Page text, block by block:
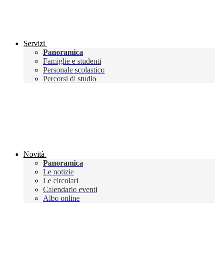
Servizi
Panoramica
Famiglie e studenti
Personale scolastico
Percorsi di studio
Novità
Panoramica
Le notizie
Le circolari
Calendario eventi
Albo online